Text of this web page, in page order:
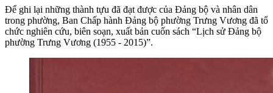
Để ghi lại những thành tựu đã đạt được của Đảng bộ và nhân dân
trong phường, Ban Chấp hành Đảng bộ phường Trưng Vương đã tổ
chức nghiên cứu, biên soạn, xuất bản cuốn sách “Lịch sử Đảng bộ
phường Trưng Vương (1955 - 2015)”.